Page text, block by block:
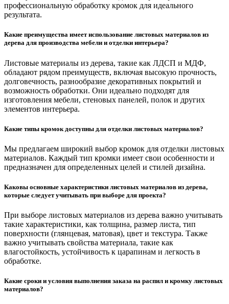
профессиональную обработку кромок для идеального
результата.
Какие преимущества имеет использование листовых материалов из
дерева для производства мебели и отделки интерьера?
Листовые материалы из дерева, такие как ЛДСП и МДФ,
обладают рядом преимуществ, включая высокую прочность,
долговечность, разнообразие декоративных покрытий и
возможность обработки. Они идеально подходят для
изготовления мебели, стеновых панелей, полок и других
элементов интерьера.
Какие типы кромок доступны для отделки листовых материалов?
Мы предлагаем широкий выбор кромок для отделки листовых
материалов. Каждый тип кромки имеет свои особенности и
предназначен для определенных целей и стилей дизайна.
Каковы основные характеристики листовых материалов из дерева,
которые следует учитывать при выборе для проекта?
При выборе листовых материалов из дерева важно учитывать
такие характеристики, как толщина, размер листа, тип
поверхности (глянцевая, матовая), цвет и текстура. Также
важно учитывать свойства материала, такие как
влагостойкость, устойчивость к царапинам и легкость в
обработке.
Какие сроки и условия выполнения заказа на распил и кромку листовых
материалов?